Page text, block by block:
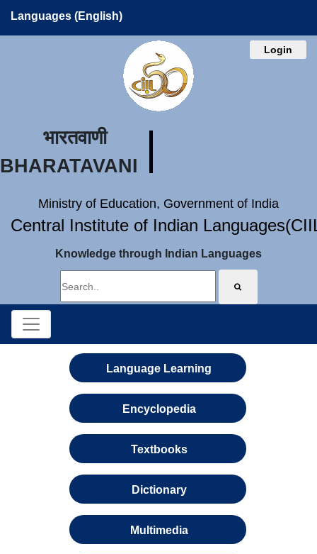
Languages (English)
Login
भारतवाणी
BHARATAVANI
Ministry of Education, Government of India
Central Institute of Indian
Knowledge through Indian Languages
Language Learning
Encyclopedia
Textbooks
Dictionary
Multimedia